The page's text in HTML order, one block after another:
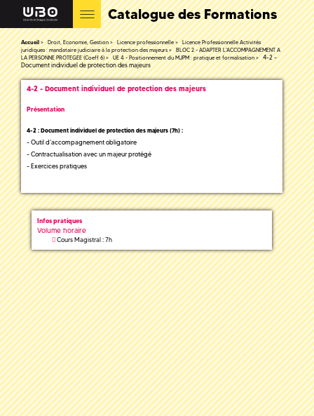
Catalogue des Formations
Accueil Droit, Economie, Gestion Licence professionnelle
Licence Professionnelle Activités
juridiques : mandataire judiciaire à la protection des majeurs
BLOC 2 - ADAPTER L'ACCOMPAGNEMENT A
LA PERSONNE PROTEGEE (Coeff 6)
UE 4 - Positionnement du MJPM : pratique et formalisation
4-2 -
Document individuel de protection des majeurs
4-2 - Document individuel de protection des majeurs
Présentation
4-2 : Document individuel de protection des majeurs (7h) :
- Outil d’accompagnement obligatoire
- Contractualisation avec un majeur protégé
- Exercices pratiques
Infos pratiques
Volume horaire
Cours Magistral : 7h